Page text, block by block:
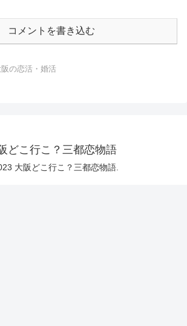
コメントを書き込む
阪の恋活・婚活
どこ行こ？三都恋物語
大阪どこ行こ？三都恋物語.